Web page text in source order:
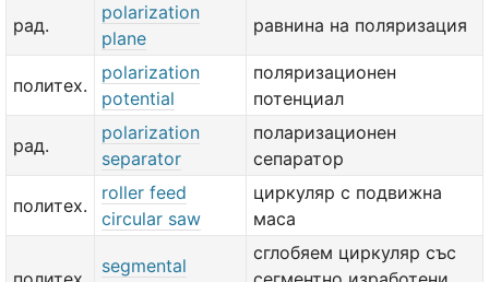
рад.
polarization
plane
равнина на поляризация
политех.
polarization
potential
поляризационен
потенциал
рад.
polarization
separator
поларизационен
сепаратор
политех.
roller feed
circular saw
циркуляр с подвижна
маса
segmental
сглобяем циркуляр със